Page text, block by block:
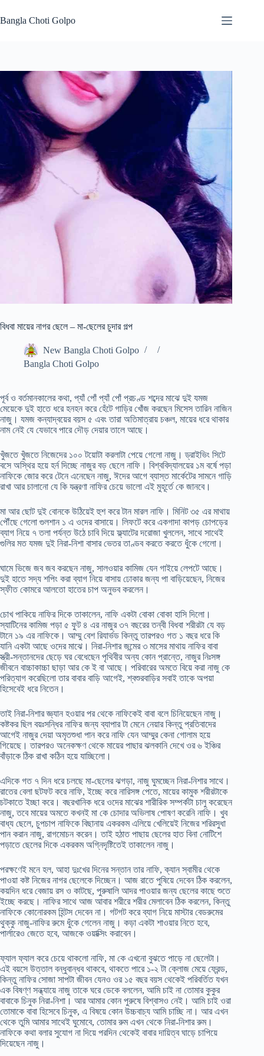
to
content
Bangla Choti Golpo
বিধবা মায়ের নাগর ছেলে – মা-ছেলের চুদার গল্প
New Bangla Choti Golpo
Bangla Choti Golpo
পূর্ব ও বর্তমানকালের কথা, প্যাঁ পোঁ প্যাঁ পোঁ প্রচণ্ড শব্দের মাঝে দুই যমজ
মেয়েকে দুই হাতে ধরে হনহন করে হেঁটে গাড়ির খোঁজ করছেন মিসেস তারিন নাজিন
নাজু। যমজ কন্যাদ্বয়ের বয়স ৫ এবং তারা অতিমাত্রায় চঞ্চল, মায়ের ধরে থাকার
নাম নেই যে যেভাবে পারে দৌড় দেয়ার তালে আছে।
খুঁজতে খুঁজতে নিজেদের ১০০ টয়োটা করলাটা পেয়ে গেলো নাজু। ড্রাইভিং সিটে
বসে অস্থির হয়ে হর্ন দিচ্ছে নাজুর বড় ছেলে নাফি। বিশ্ববিদ্যালয়ের ১ম বর্ষে পড়া
নাফিকে জোর করে টেনে এনেছেন নাজু, ঈদের আগে ব্যাস্ত মার্কেটের সামনে গাড়ি
রাখা আর চালানো যে কি যন্ত্রণা নাফির চেয়ে ভালো এই মুহূর্তে কে জানবে।
মা আর ছোট দুই বোনকে উঠিয়েই হুশ করে টান মারল নাফি। মিনিট ৩৫ এর মাথায়
পৌঁছে গেলো গুলশান ১ এ ওদের বাসায়ে। লিফটে করে একগাদা কাপড় চোপড়ের
ব্যাগ নিয়ে ৭ তলা পর্যন্ত উঠে চাবি দিয়ে ফ্ল্যাটের দরোজা খুললেন, সাথে সাথেই
গুলির মত যমজ দুই নিরা-নিশা বাসার ভেতর তাণ্ডব করতে করতে ধুঁকে গেলো।
ঘামে ভিজে জব জব করছেন নাজু, সালওয়ার কামিজ যেন গাইয়ে লেপটে আছে।
দুই হাতে সদ্য শপিং করা ব্যাগ নিয়ে বাসায় ঢোকার জন্য পা বাড়িয়েছেন, নিজের
স্ফীত কোমরে আলতো হাতের চাপ অনুভব করলেন।
চোখ পাকিয়ে নাফির দিকে তাকালেন, নাফি একটা বোকা বোকা হাসি দিলো।
স্যাটিনের কামিজ পড়া ৫ ফুট ৪ এর নাজুর ৩৭ বছরের তন্বী বিধবা শরীরটা যে বড়
টানে ১৯ এর নাফিকে। আম্মু বেশ রিযার্ভড কিন্তু তারপরও গত ১ বছর ধরে কি
যানি একটা আছে ওদের মাঝে। নিরা-নিশার জন্মের ৩ মাসের মাথায় নাফির বাবা
স্ত্রী-সন্তানদের ছেড়ে ঘর বেধেছেন পৃথিবীর অন্য কোন প্রান্তে, নাজুর নিঃসঙ্গ
জীবনে বাচ্চাকাচ্চা ছাড়া আর কে ই বা আছে। পরিবারের অমতে বিয়ে করা নাজু কে
পরিত্যাগ করেছিলো তার বাবার বাড়ি আগেই, শ্বশুরবাড়ির সবাই তাকে অপয়া
হিসেবেই ধরে নিতেন।
তাই নিরা-নিশার জ্ঞ্যান হওয়ার পর থেকে নাফিকেই বাবা বলে চিনিয়েছেন নাজু।
কষ্টকর ছিল বয়ঃসন্ধির নাফির জন্য ব্যাপার টা মেনে নেয়ার কিন্তু প্রতিবাদের
আগেই নাজুর দেয়া অমৃতশুধা পান করে নাফি যেন আম্মুর কেনা গোলাম হয়ে
গিয়েছে। তারপরও অনেকক্ষণ থেকে মায়ের পাছার ঝলকানি দেখে ওর ৬ ইঞ্চির
বাঁড়াকে ঠিক রাখা কঠিন হয়ে যাচ্ছিলো।
এদিকে গত ৭ দিন ধরে চলছে মা-ছেলের ঝগড়া, নাজু ঘুমচ্ছেন নিরা-নিশার সাথে।
রাতের বেলা ছটফট করে নাফি, ইচ্ছে করে নারিসঙ্গ পেতে, মায়ের কামুক শরীরটাকে
চটকাতে ইচ্ছা করে। বছরখানিক ধরে ওদের মাঝের শারীরিক সম্পর্কটা চালু করেছেন
নাজু, তবে মায়ের অমতে কখনই মা কে চোদার অভিলাষ পোষণ করেনি নাফি। খুব
বাধ্য ছেলে, চুপচাপ নাফিকে বিছানায় একরকম এলিয়ে খেলিয়েই নিজের শরিরসুধা
পান করান নাজু, রাগমোচন করেন। তাই হঠাত পাছায় ছেলের হাত বিনা নোটিশে
পড়াতে ছেলের দিকে একরকম অগ্নিদৃষ্টিতেই তাকালেন নাজু।
পরক্ষণেই মনে হল, আহা দুঃখের দিনের সন্তান তার নাফি, ক্যান স্বামীর থেকে
পাওয়া কষ্ট নিজের নাগর ছেলেকে দিচ্ছেন। আজ রাতে পুষিয়ে দেবেন ঠিক করলেন,
কয়দিন ধরে বেজায় রস ও কাটছে, পুরুষালি আদর পাওয়ার জন্য ছেলের কাছে শুতে
ইচ্ছে করছে। নাফির সাথে আজ আবার শরীরে শরীর মেলাবেন ঠিক করলেন, কিন্তু
নাফিকে কোনোরকম হিন্টস দেবেন না। গটগট করে ব্যাগ নিয়ে মাস্টার বেডরুমের
থুক্কু নাজু-নাফির রুমে ধুঁকে গেলেন নাজু। কড়া একটা শাওয়ার নিতে হবে,
পার্লারেও জেতে হবে, আজকে ওয়াক্সিং করাবেন।
ফ্যাল ফ্যাল করে চেয়ে থাকলো নাফি, মা কে এখনো বুঝতে পাড়ে না ছেলেটা।
এই বয়সে উত্তাল বন্ধুবান্ধব থাকবে, থাকতে পারে ১-২ টা ক্লোজ মেয়ে ফ্রেন্ড,
কিন্তু নাফির সোজা সাপটা জীবন যেনও ওর ১৫ বছর বয়স থেকেই পরিবর্তিত যখন
এক বিষণ্ণ সন্ধ্যায়ে নাজু তাকে ঘরে ডেকে বললেন, আমি চাই না তোমার কুকুর
বাবাকে চিনুক নিরা-নিশা। আর আমার কোন পুরুষে বিশ্বাসও নেই। আমি চাই ওরা
তোমাকে বাবা হিসেবে চিনুক, এ বিষয়ে কোন উচ্চবাচ্য আমি চাচ্ছি না। আর এখন
থেকে তুমি আমার সাথেই ঘুমোবে, তোমার রুম এখন থেকে নিরা-নিশার রুম।
নাফিকে কথা বলার সুযোগ না দিয়ে পরদিন থেকেই বাবার দায়িত্ব ঘাড়ে চাপিয়ে
দিয়েছেন নাজু।